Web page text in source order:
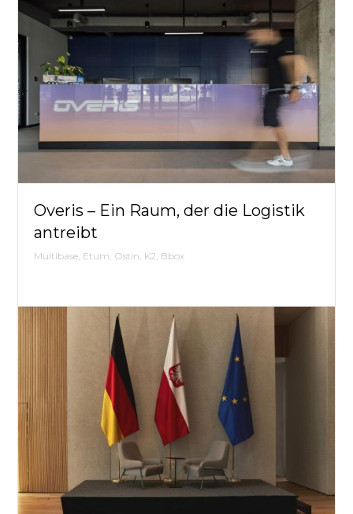
Overis – Ein Raum, der die Logistik
antreibt
Multibase, Etum, Ostin, K2, Bbox